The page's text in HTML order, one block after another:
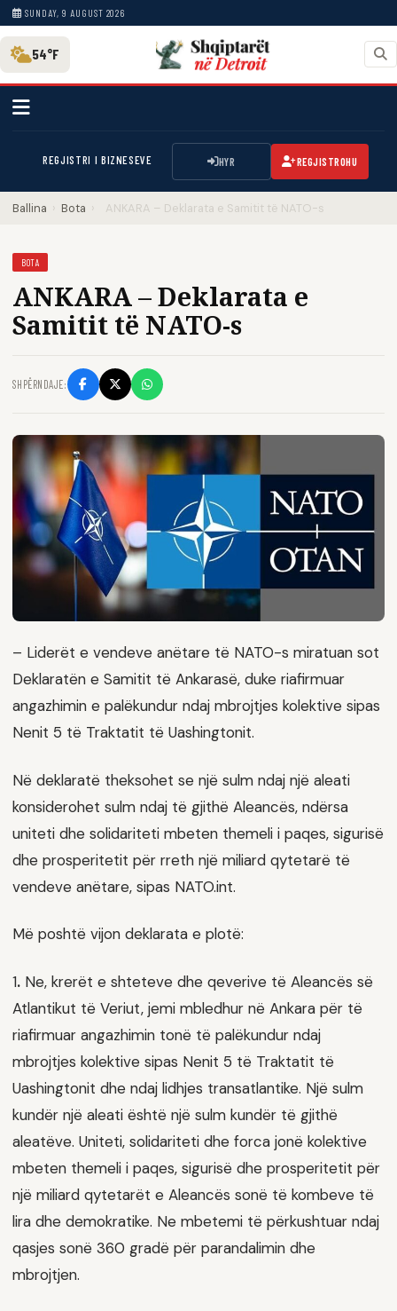
SUNDAY, 9 AUGUST 2026
54°F
REGJISTRI I BIZNESEVE HYR REGJISTROHU
Ballina › Bota › ANKARA – Deklarata e Samitit të NATO-s
BOTA
ANKARA – Deklarata e
Samitit të NATO-s
SHPËRNDAJE:
– Liderët e vendeve anëtare të NATO-s miratuan sot
Deklaratën e Samitit të Ankarasë, duke riafirmuar
angazhimin e palëkundur ndaj mbrojtjes kolektive sipas
Nenit 5 të Traktatit të Uashingtonit.
Në deklaratë theksohet se një sulm ndaj një aleati
konsiderohet sulm ndaj të gjithë Aleancës, ndërsa
uniteti dhe solidariteti mbeten themeli i paqes, sigurisë
dhe prosperitetit për rreth një miliard qytetarë të
vendeve anëtare, sipas NATO.int.
Më poshtë vijon deklarata e plotë:
1. Ne, krerët e shteteve dhe qeverive të Aleancës së
Atlantikut të Veriut, jemi mbledhur në Ankara për të
riafirmuar angazhimin tonë të palëkundur ndaj
mbrojtjes kolektive sipas Nenit 5 të Traktatit të
Uashingtonit dhe ndaj lidhjes transatlantike. Një sulm
kundër një aleati është një sulm kundër të gjithë
aleatëve. Uniteti, solidariteti dhe forca jonë kolektive
mbeten themeli i paqes, sigurisë dhe prosperitetit për
një miliard qytetarët e Aleancës sonë të kombeve të
lira dhe demokratike. Ne mbetemi të përkushtuar ndaj
qasjes sonë 360 gradë për parandalimin dhe
mbrojtjen.